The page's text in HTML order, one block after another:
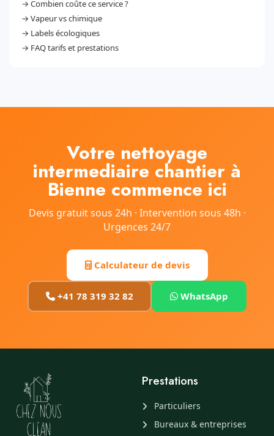
→ Combien coûte ce service ?
→ Vapeur vs chimique
→ Labels écologiques
→ FAQ tarifs et prestations
Votre nettoyage
intermediaire chantier à
Bienne commence ici
Devis gratuit sous 24h · Intervention sous 48h ·
Urgences 24/7
Calculateur de devis
+41 78 319 32 82 WhatsApp
Prestations
Particuliers
Bureaux & entreprises